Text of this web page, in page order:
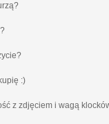
:)
z zdjęciem i wagą